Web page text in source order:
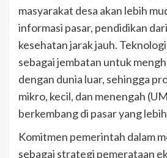
masyarakat desa akan lebih
informasi pasar, pendidikan
kesehatan jarak jauh.
sebagai jembatan untuk
dengan dunia luar, sehingga
mikro, kecil, dan menengah
berkembang di pasar yang
Komitmen pemerintah dalam
sebagai strategi pemerataan